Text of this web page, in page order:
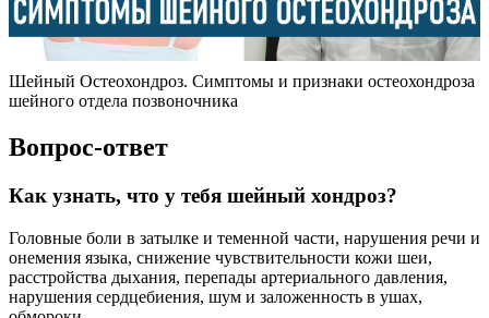
Шейный Остеохондроз. Симптомы и признаки остеохондроза
шейного отдела позвоночника
Вопрос-ответ
Как узнать, что у тебя шейный хондроз?
Головные боли в затылке и теменной части, нарушения речи и
онемения языка, снижение чувствительности кожи шеи,
расстройства дыхания, перепады артериального давления,
нарушения сердцебиения, шум и заложенность в ушах,